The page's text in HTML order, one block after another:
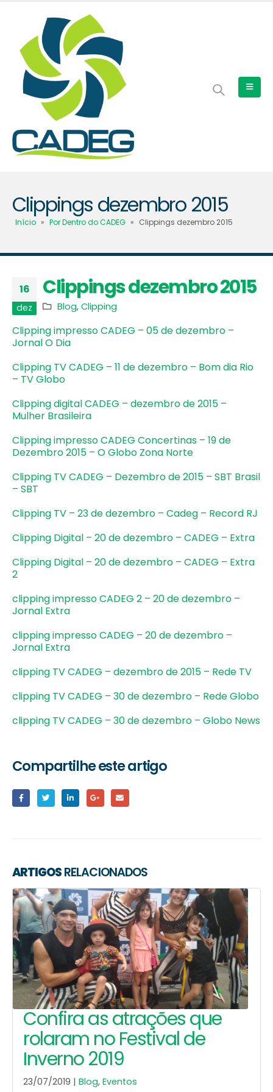
Clippings dezembro 2015
Início » Por Dentro do CADEG » Clippings dezembro 2015
16
dez
Clippings dezembro 2015
Blog,Clipping
Clipping impresso CADEG – 05 de dezembro –
Jornal O Dia
Clipping TV CADEG – 11 de dezembro – Bom dia Rio
– TV Globo
Clipping digital CADEG – dezembro de 2015 –
Mulher Brasileira
Clipping impresso CADEG Concertinas – 19 de
Dezembro 2015 – O Globo Zona Norte
Clipping TV CADEG – Dezembro de 2015 – SBT Brasil
– SBT
Clipping TV – 23 de dezembro – Cadeg – Record RJ
Clipping Digital – 20 de dezembro – CADEG – Extra
Clipping Digital – 20 de dezembro – CADEG – Extra
2
clipping impresso CADEG 2 – 20 de dezembro –
Jornal Extra
clipping impresso CADEG – 20 de dezembro –
Jornal Extra
clipping TV CADEG – dezembro de 2015 – Rede TV
clipping TV CADEG – 30 de dezembro – Rede Globo
clipping TV CADEG – 30 de dezembro – Globo News
Compartilhe este artigo
ARTIGOSRELACIONADOS
Confira as atrações que
rolaram no Festival de
Inverno 2019
23/07/2019 | Blog, Eventos